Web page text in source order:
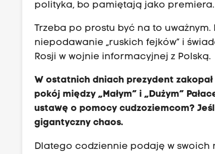
polityka, bo pamiętają jako premiera.
Trzeba po prostu być na to
niepodawanie „ruskich fejków” i
Rosji w wojnie informacyjnej z Polską.
W ostatnich dniach prezydent
pokój między „Małym” i „Dużym”
ustawę o pomocy cudzoziemcom?
gigantyczny chaos.
Dlatego codziennie podaję w